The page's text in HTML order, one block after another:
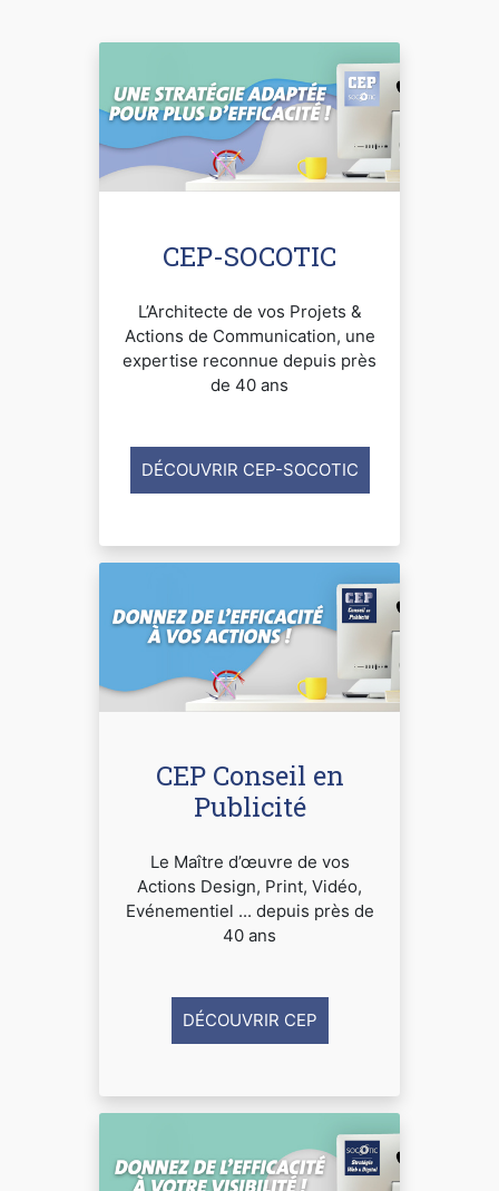
CEP-SOCOTIC
L’Architecte de vos Projets &
Actions de Communication, une
expertise reconnue depuis près
de 40 ans
DÉCOUVRIR CEP-SOCOTIC
CEP Conseil en
Publicité
Le Maître d’œuvre de vos
Actions Design, Print, Vidéo,
Evénementiel ... depuis près de
40 ans
DÉCOUVRIR CEP